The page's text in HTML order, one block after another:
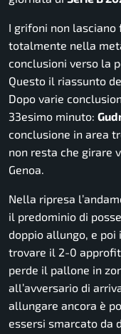
I grifoni non
totalmente nella
conclusioni verso la
Questo il riassunto
Dopo varie
33esimo minuto:
conclusione in area
non resta che girare
Genoa.
Nella ripresa
il predominio di
doppio allungo, e poi
trovare il 2-0
perde il pallone in
all’avversario di
allungare ancora è
essersi smarcato da